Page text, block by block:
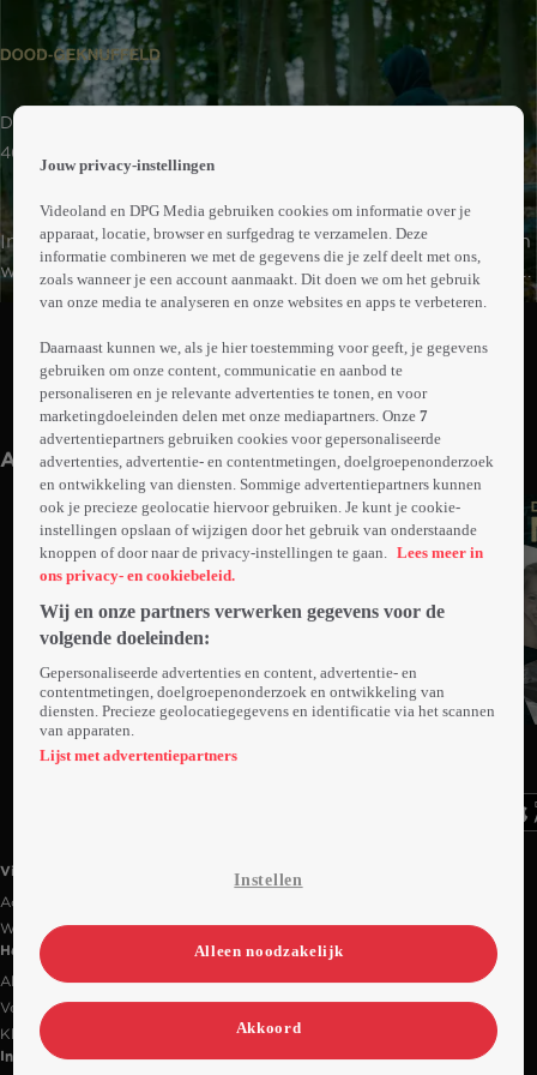
Documentaire | Misdaad
46min
In de zaak Werbrouck-Eyletten beleven we mee hoe een
weerloze demente moeder wordt mishandeld door haar
eigen dochter en vermoord door diens ex-partner. We
Abonneren op Videoland
Meer
info
Anderen kijken ook
Ga
naar
Videoland
Actiecode
Werken bij RTL
Handige links
Alle films & series
Veelgestelde vragen
Klantenservice
Informatie
Jouw privacy-instellingen
Videoland en DPG Media gebruiken cookies om informatie over je
apparaat, locatie, browser en surfgedrag te verzamelen. Deze
informatie combineren we met de gegevens die je zelf deelt met ons,
zoals wanneer je een account aanmaakt. Dit doen we om het gebruik
van onze media te analyseren en onze websites en apps te verbeteren.
Daarnaast kunnen we, als je hier toestemming voor geeft, je gegevens
gebruiken om onze content, communicatie en aanbod te
personaliseren en je relevante advertenties te tonen, en voor
marketingdoeleinden delen met onze mediapartners. Onze7
advertentiepartners gebruiken cookies voor gepersonaliseerde
advertenties, advertentie- en contentmetingen, doelgroepenonderzoek
en ontwikkeling van diensten. Sommige advertentiepartners kunnen
ook je precieze geolocatie hiervoor gebruiken. Je kunt je cookie-
instellingen opslaan of wijzigen door het gebruik van onderstaande
knoppen of door naar de privacy-instellingen te gaan.
Lees meer in
ons privacy- en cookiebeleid.
Wij en onze partners verwerken gegevens voor de
volgende doeleinden:
Gepersonaliseerde advertenties en content, advertentie- en
contentmetingen, doelgroepenonderzoek en ontwikkeling van
diensten. Precieze geolocatiegegevens en identificatie via het scannen
van apparaten.
Lijst met advertentiepartners
Instellen
Alleen noodzakelijk
Akkoord